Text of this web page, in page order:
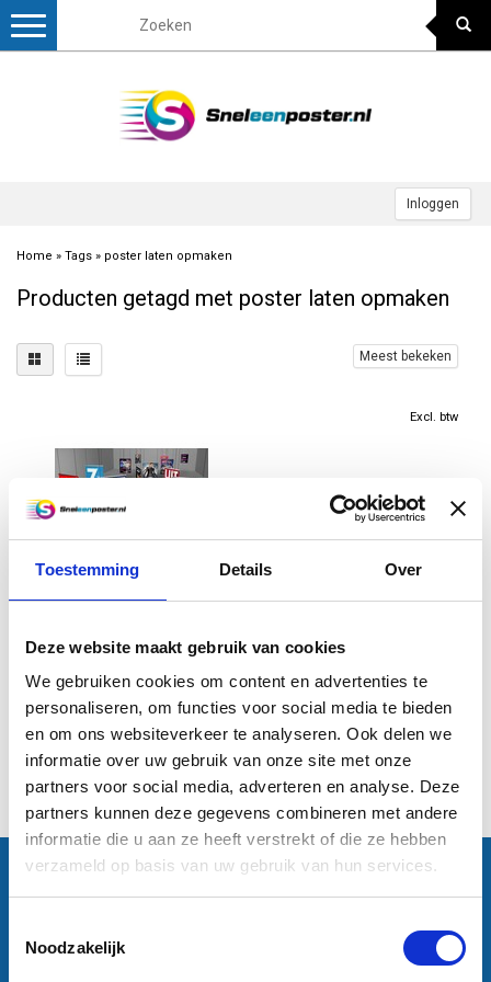
Toestemming Details Over
Deze website maakt gebruik van cookies
We gebruiken cookies om content en advertenties te
personaliseren, om functies voor social media te bieden
en om ons websiteverkeer te analyseren. Ook delen we
informatie over uw gebruik van onze site met onze
partners voor social media, adverteren en analyse. Deze
partners kunnen deze gegevens combineren met andere
informatie die u aan ze heeft verstrekt of die ze hebben
verzameld op basis van uw gebruik van hun services.
Noodzakelijk
Inloggen
Toggle
Home » Tags » poster laten opmaken
Producten getagd met poster laten opmaken
Meest bekeken
Uw poster laten opmaken en
€35,00
Informatie
Excl. btw
1
Contactgegevens
Sneleenposter.nl
1771 PA Wieringerwerf